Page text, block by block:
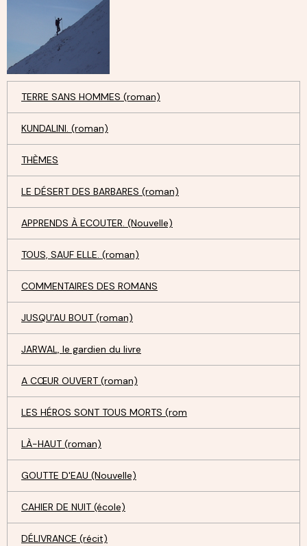
TERRE SANS HOMMES (roman)
KUNDALINI. (roman)
THÈMES
LE DÉSERT DES BARBARES (roman)
APPRENDS À ECOUTER. (Nouvelle)
TOUS, SAUF ELLE. (roman)
COMMENTAIRES DES ROMANS
JUSQU'AU BOUT (roman)
JARWAL, le gardien du livre
A CŒUR OUVERT (roman)
LES HÉROS SONT TOUS MORTS (rom
LÀ-HAUT (roman)
GOUTTE D'EAU (Nouvelle)
CAHIER DE NUIT (école)
DÉLIVRANCE (récit)